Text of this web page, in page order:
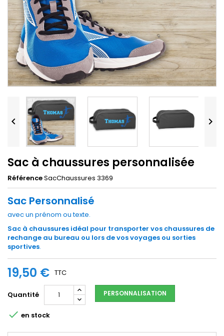
 
Sac à chaussures personnalisée
RéférenceSacChaussures 3369
Sac Personnalisé
avec un prénom ou texte.
Sac à chaussures idéal pour transporter vos chaussures de
rechange au bureau ou lors de vos voyages ou sorties
sportives.
19,50 € TTC
Quantité PERSONNALISATION
 en stock